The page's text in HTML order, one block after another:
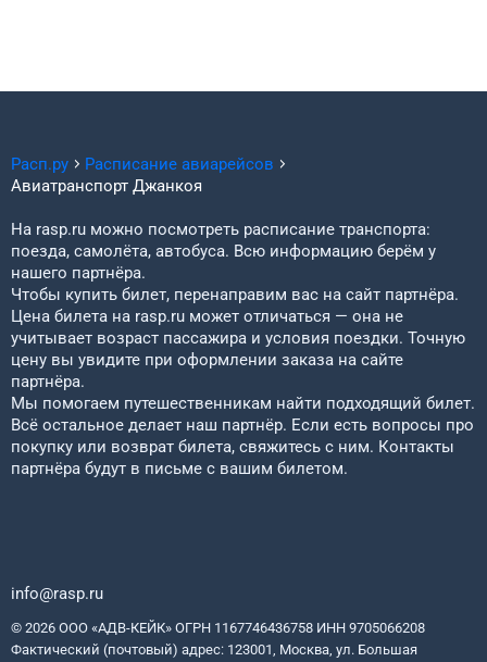
Расп.ру
Расписание авиарейсов
Авиатранспорт Джанкоя
На rasp.ru можно посмотреть расписание транспорта:
поезда, самолёта, автобуса. Всю информацию берём у
нашего партнёра.
Чтобы купить билет, перенаправим вас на сайт партнёра.
Цена билета на rasp.ru может отличаться — она не
учитывает возраст пассажира и условия поездки. Точную
цену вы увидите при оформлении заказа на сайте
партнёра.
Мы помогаем путешественникам найти подходящий билет.
Всё остальное делает наш партнёр. Если есть вопросы про
покупку или возврат билета, свяжитесь с ним. Контакты
партнёра будут в письме с вашим билетом.
info@rasp.ru
© 2026 ООО «АДВ-КЕЙК» ОГРН 1167746436758 ИНН 9705066208
Фактический (почтовый) адрес: 123001, Москва, ул. Большая